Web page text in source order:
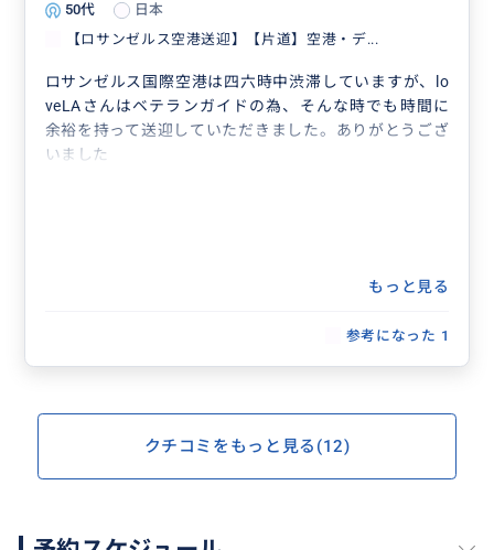
50代
日本
【ロサンゼルス空港送迎】【片道】空港・デ...
ロサンゼルス国際空港は四六時中渋滞していますが、lo
veLAさんはベテランガイドの為、そんな時でも時間に
余裕を持って送迎していただきました。ありがとうござ
いました
もっと見る
参考になった 1
クチコミをもっと見る(12)